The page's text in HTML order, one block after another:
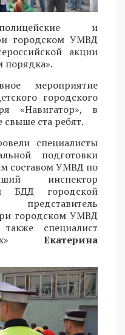
и
городском УМВД
акции
порядка».
мероприятие
городского
«Навигатор», в
ста ребят.
специалисты
подготовки
составом УМВД по
инспектор
БДД городской
городском УМВД
специалист
Екатерина